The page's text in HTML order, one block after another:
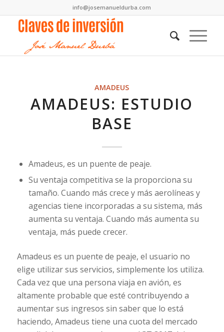
info@josemanueldurba.com
AMADEUS
AMADEUS: ESTUDIO
BASE
Amadeus, es un puente de peaje.
Su ventaja competitiva se la proporciona su
tamaño. Cuando más crece y más aerolíneas y
agencias tiene incorporadas a su sistema, más
aumenta su ventaja. Cuando más aumenta su
ventaja, más puede crecer.
Amadeus es un puente de peaje, el usuario no
elige utilizar sus servicios, simplemente los utiliza.
Cada vez que una persona viaja en avión, es
altamente probable que esté contribuyendo a
aumentar sus ingresos sin saber que lo está
haciendo, Amadeus tiene una cuota del mercado